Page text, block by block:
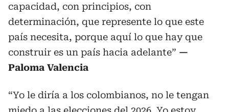
capacidad, con principios, con
determinación, que represente lo que este
país necesita, porque aquí lo que hay que
construir es un país hacia adelante” —
Paloma Valencia
“Yo le diría a los colombianos, no le tengan